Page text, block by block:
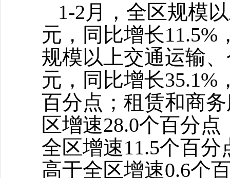
1-2月，全区规模
元，同比增长11.5%
规模以上交通运输
元，同比增长35.1%
百分点；租赁和商
区增速28.0个百分
全区增速11.5个百分
高于全区增速0.6个